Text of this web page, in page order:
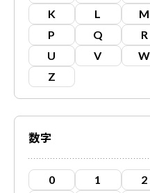
K
L M
P
Q R
U
V W
Z
数字
0 1 2